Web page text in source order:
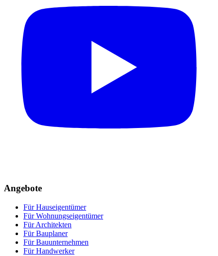
Angebote
Für Hauseigentümer
Für Wohnungseigentümer
Für Architekten
Für Bauplaner
Für Bauunternehmen
Für Handwerker